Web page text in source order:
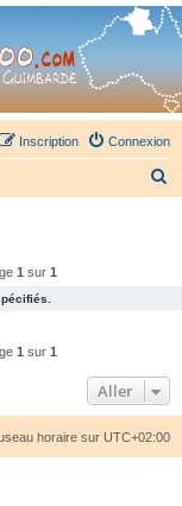
communauté.
Connexion
Inscription
h
e
r
1 sur 1
1 sur 1
Aller
horaire sur UTC+02:00